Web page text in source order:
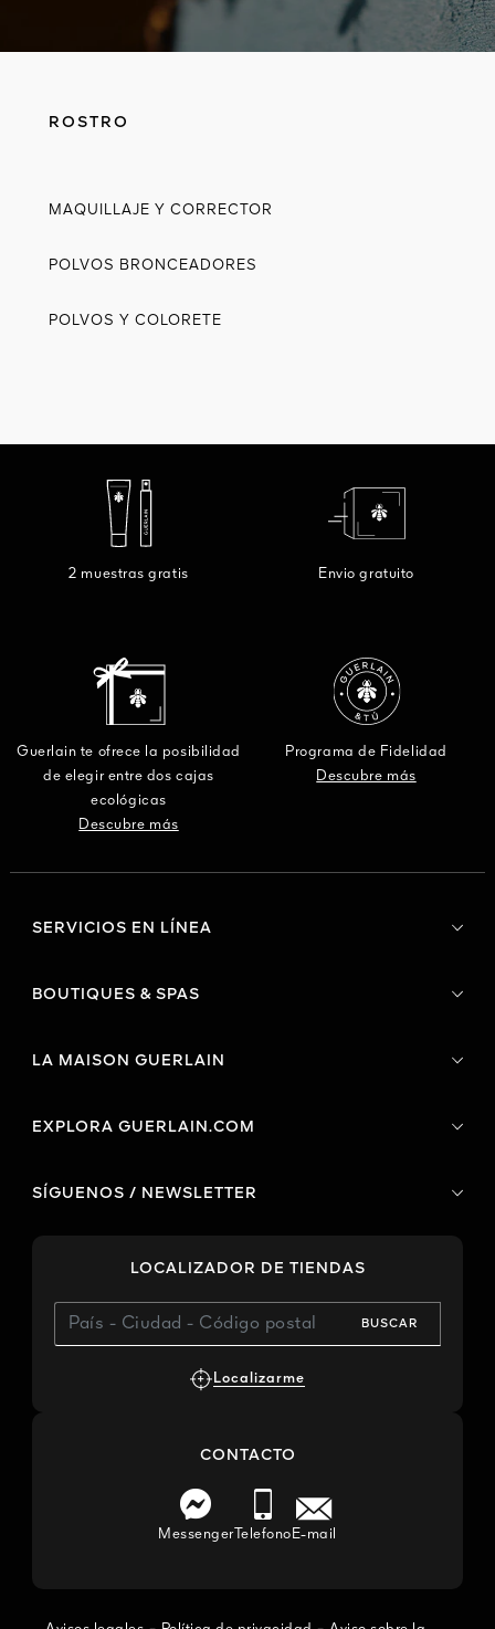
ROSTRO
MAQUILLAJE Y CORRECTOR
POLVOS BRONCEADORES
POLVOS Y COLORETE
2 muestras gratis Envio gratuito
Guerlain te ofrece la posibilidad
de elegir entre dos cajas
ecológicas
Descubre más
Programa de Fidelidad
Descubre más
SERVICIOS EN LÍNEA
BOUTIQUES & SPAS
LA MAISON GUERLAIN
EXPLORA GUERLAIN.COM
SÍGUENOS / NEWSLETTER
LOCALIZADOR DE TIENDAS
BUSCAR
Localizarme
CONTACTO
MessengerTelefono E-mail